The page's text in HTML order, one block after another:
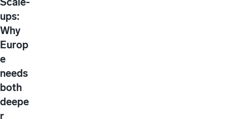
ups:
Why
Europ
e
needs
both
deepe
r